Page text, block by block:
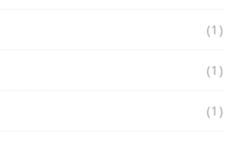
(1)
(1)
(1)